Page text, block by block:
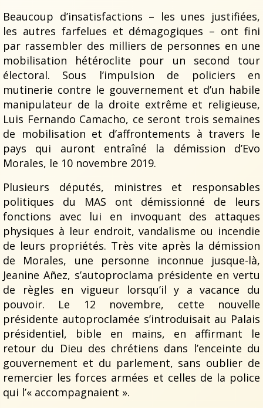
Beaucoup d’insatisfactions – les unes justifiées,
les autres farfelues et démagogiques – ont fini
par rassembler des milliers de personnes en une
mobilisation hétéroclite pour un second tour
électoral. Sous l’impulsion de policiers en
mutinerie contre le gouvernement et d’un habile
manipulateur de la droite extrême et religieuse,
Luis Fernando Camacho, ce seront trois semaines
de mobilisation et d’affrontements à travers le
pays qui auront entraîné la démission d’Evo
Morales, le 10 novembre 2019.
Plusieurs députés, ministres et responsables
politiques du MAS ont démissionné de leurs
fonctions avec lui en invoquant des attaques
physiques à leur endroit, vandalisme ou incendie
de leurs propriétés. Très vite après la démission
de Morales, une personne inconnue jusque-là,
Jeanine Añez, s’autoproclama présidente en vertu
de règles en vigueur lorsqu’il y a vacance du
pouvoir. Le 12 novembre, cette nouvelle
présidente autoproclamée s’introduisait au Palais
présidentiel, bible en mains, en affirmant le
retour du Dieu des chrétiens dans l’enceinte du
gouvernement et du parlement, sans oublier de
remercier les forces armées et celles de la police
qui l’« accompagnaient ».